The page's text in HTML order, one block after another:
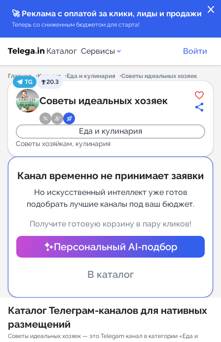
close
🚀 Реклама с оплатой за клики, лиды и продажи
Теперь со сниженным бюджетом для старта!
Каталог Сервисы
Каталог каналов
Каталог ботов
Горящие предложения
New
Аналитика MAX каналов
Индивидуальное сопровождение
Войти
Главная Каталог Еда и кулинария
Советы идеальных хозяек
TG
20.3
Советы идеальных хозяек
Еда и кулинария
Советы хозяйкам, кулинария
Канал временно не принимает заявки
Но искусственный интеллект уже готов
подобрать лучшие каналы под ваш бюджет.
Получите готовую корзину в пару кликов!
Персональный AI-подбор
В каталог
Каталог Телеграм-каналов для нативных
размещений
Советы идеальных хозяек — это Telegam канал в категории «Еда и